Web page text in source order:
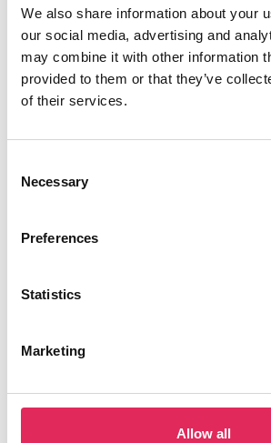
We also share information about your
our social media, advertising and
may combine it with other information
provided to them or that they’ve
of their services.
Selection
Necessary
Preferences
Statistics
Marketing
Allow all
Augustinus Fonden fokuserer i
publikumsudvikling og
varige forandringer. Fonden støtter
treårigt projekt, der skal hjælpe ti
Publikums afgørende betydning for
publikum fra hinanden. Som en af de
Fonden længe haft særligt fokus på
projekter med støtte til blandt andet det
publikum, som er iværksat af Danske
og Operainstitutioners (DEOO).
Rechendorff Møller fortæller om
fokus: